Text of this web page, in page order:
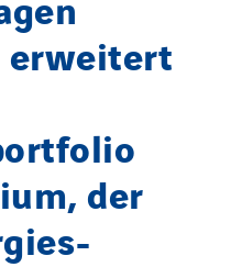
erweitert
der